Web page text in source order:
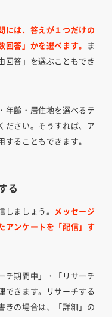
には、答えが１つだけの
回答」かを選べます。
ま
回答」を選ぶこともでき
年齢・居住地を選べるテ
ださい。そうすれば、ア
することもできます。
る
しましょう。 メッセージ
アンケートを「配信」す
チ期間中」・「リサーチ
できます。リサーチする
きの場合は、「詳細」の